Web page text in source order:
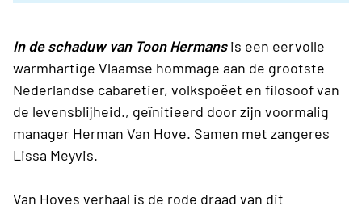
In de schaduw van Toon Hermansis een eervolle
warmhartige Vlaamse hommage aan de grootste
Nederlandse cabaretier, volkspoëet en filosoof van
de levensblijheid., geïnitieerd door zijn voormalig
manager Herman Van Hove. Samen met zangeres
Lissa Meyvis.
Van Hoves verhaal is de rode draad van dit